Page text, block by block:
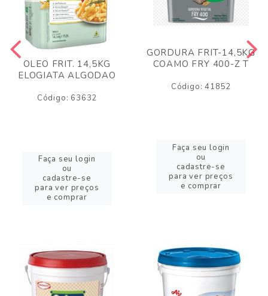
OLEO FRIT. 14,5KG
ELOGIATA ALGODAO
Código: 63632
Faça seu login
ou
cadastre-se
para ver preços
e comprar
GORDURA FRIT-14,5KG
COAMO FRY 400-Z T
Código: 41852
Faça seu login
ou
cadastre-se
para ver preços
e comprar